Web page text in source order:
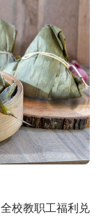
校教职工福利兑